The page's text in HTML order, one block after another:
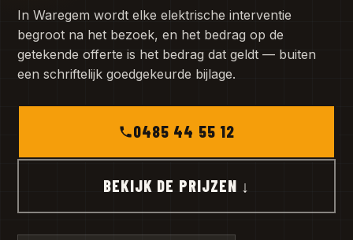
In Waregem wordt elke elektrische interventie
begroot na het bezoek, en het bedrag op de
getekende offerte is het bedrag dat geldt — buiten
een schriftelijk goedgekeurde bijlage.
0485 44 55 12
BEKIJK DE PRIJZEN ↓